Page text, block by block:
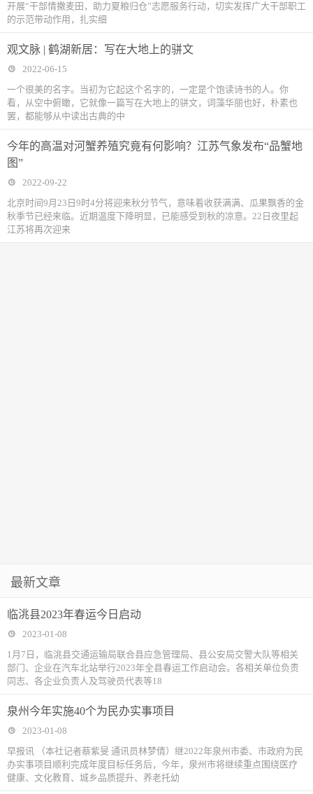
开展“干部情撒麦田，助力夏粮归仓”志愿服务行动，切实发挥广大干部职工
的示范带动作用，扎实细
观文脉 | 鹤湖新居：写在大地上的骈文
2022-06-15
一个很美的名字。当初为它起这个名字的，一定是个饱读诗书的人。你
看，从空中俯瞰，它就像一篇写在大地上的骈文，词藻华丽也好，朴素也
罢，都能够从中读出古典的中
今年的高温对河蟹养殖究竟有何影响？江苏气象发布“品蟹地
图”
2022-09-22
北京时间9月23日9时4分将迎来秋分节气，意味着收获满满、瓜果飘香的金
秋季节已经来临。近期温度下降明显，已能感受到秋的凉意。22日夜里起
江苏将再次迎来
最新文章
临洮县2023年春运今日启动
2023-01-08
1月7日，临洮县交通运输局联合县应急管理局、县公安局交警大队等相关
部门、企业在汽车北站举行2023年全县春运工作启动会。各相关单位负责
同志、各企业负责人及驾驶员代表等18
泉州今年实施40个为民办实事项目
2023-01-08
早报讯 （本社记者蔡紫旻 通讯员林梦倩）继2022年泉州市委、市政府为民
办实事项目顺利完成年度目标任务后，今年，泉州市将继续重点围绕医疗
健康、文化教育、城乡品质提升、养老托幼